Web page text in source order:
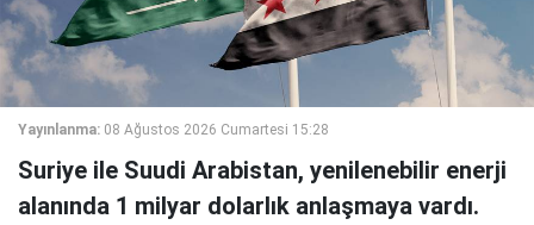
Yayınlanma: 08 Ağustos 2026 Cumartesi 15:28
Suriye ile Suudi Arabistan, yenilenebilir enerji
alanında 1 milyar dolarlık anlaşmaya vardı.